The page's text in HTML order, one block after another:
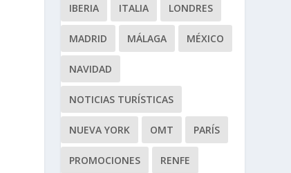
IBERIA ITALIA LONDRES
MADRID MÁLAGA MÉXICO
NAVIDAD
NOTICIAS TURÍSTICAS
NUEVA YORK OMT PARÍS
PROMOCIONES RENFE